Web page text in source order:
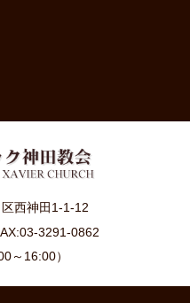
西神田1-1-12
3291-0862
～16:00）